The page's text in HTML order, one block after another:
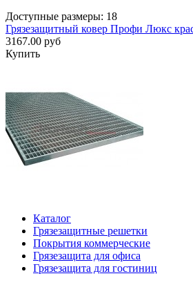
Доступные размеры: 18
Грязезащитный ковер Профи Люкс
3167.00 руб
Купить
Каталог
Грязезащитные решетки
Покрытия коммерческие
Грязезащита для офиса
Грязезащита для гостиниц